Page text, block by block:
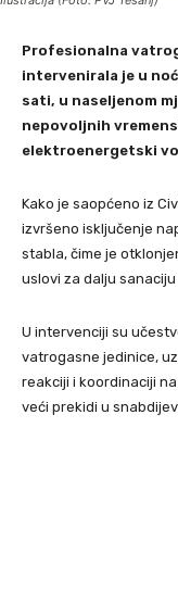
Profesionalna
intervenirala je u
sati, u naseljenom
nepovoljnih
elektroenergetski
Kako je saopćeno iz
izvršeno isključenje
stabla, čime je
uslovi za dalju sanaciju
U intervenciji su
vatrogasne jedinice,
reakciji i koordinaciji
veći prekidi u